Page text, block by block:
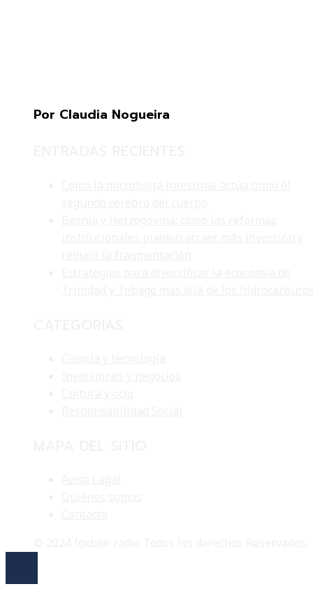
Por Claudia Nogueira